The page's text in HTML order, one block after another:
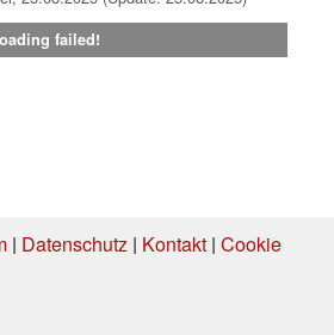
failed!
| Datenschutz| Kontakt| Cookie